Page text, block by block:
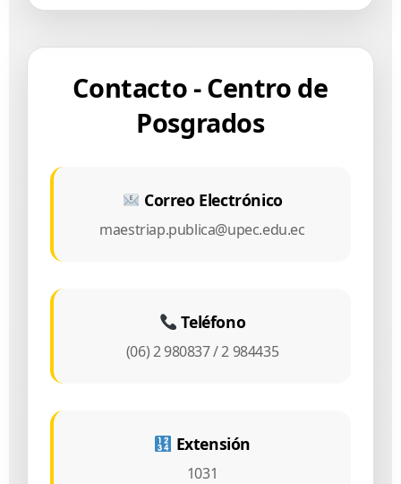
Contacto - Centro de
Posgrados
Correo Electrónico
maestriap.publica@upec.edu.ec
Teléfono
(06) 2 980837 / 2 984435
Extensión
1031